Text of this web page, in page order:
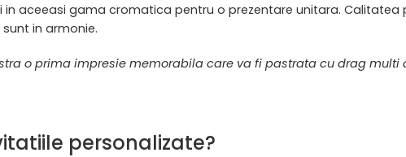
aceeasi gama cromatica pentru o prezentare unitara. Calitatea
in armonie.
o prima impresie memorabila care va fi pastrata cu drag multi
personalizate?